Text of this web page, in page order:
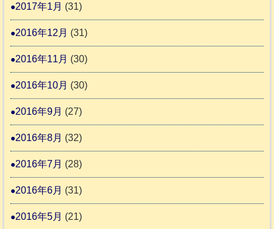
2017年1月 (31)
2016年12月 (31)
2016年11月 (30)
2016年10月 (30)
2016年9月 (27)
2016年8月 (32)
2016年7月 (28)
2016年6月 (31)
2016年5月 (21)